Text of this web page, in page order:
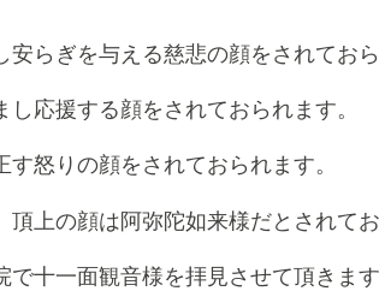
らぎを与える慈悲の顔をされておら
応援する顔をされておられます。
怒りの顔をされておられます。
上の顔は阿弥陀如来様だとされてお
十一面観音様を拝見させて頂きま